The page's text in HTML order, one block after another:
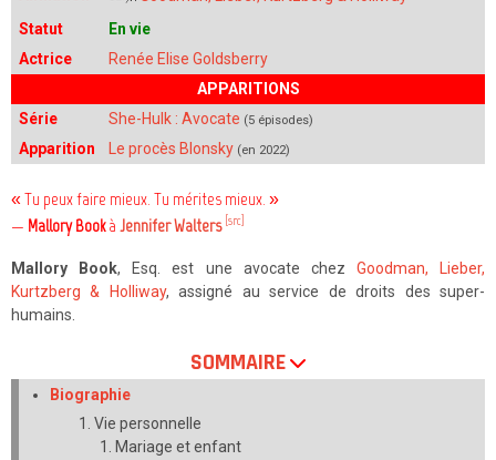
Statut
En vie
Actrice
Renée Elise Goldsberry
APPARITIONS
Série
She-Hulk : Avocate (5 épisodes)
Apparition Le procès Blonsky (en 2022)
« Tu peux faire mieux. Tu mérites mieux. »
— Mallory Bookà Jennifer Walters [src]
Mallory Book, Esq. est une avocate chez Goodman, Lieber,
Kurtzberg & Holliway, assigné au service de droits des super-
humains.
SOMMAIRE
Biographie
Vie personnelle
Mariage et enfant